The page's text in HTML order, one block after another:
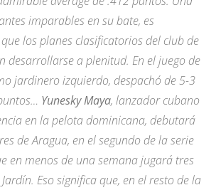
imparables en su bate, es
los planes clasificatorios del club de
desarrollarse a plenitud. En el juego de
jardinero izquierdo, despachó de 5-3
Yunesky Maya, lanzador cubano
en la pelota dominicana, debutará
de Aragua, en el segundo de la serie
en menos de una semana jugará tres
Eso significa que, en el resto de la